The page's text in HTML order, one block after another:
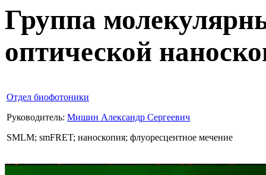
Группа
оптической
Отдел биофотоники
Руководитель: Мишин Александр Сергеевич
SMLM; smFRET; наноскопия; флуоресцентное мечение